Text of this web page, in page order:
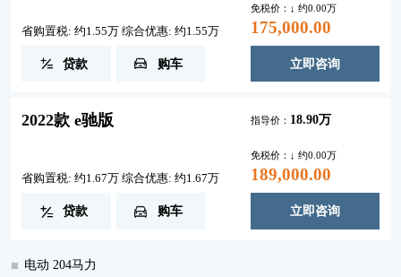
省购置税: 约1.55万 综合优惠: 约1.55万
免税价：↓ 约0.00万
175,000.00
贷款 购车 立即咨询
2022款 e驰版 指导价： 18.90万
省购置税: 约1.67万 综合优惠: 约1.67万
免税价：↓ 约0.00万
189,000.00
贷款 购车 立即咨询
电动 204马力